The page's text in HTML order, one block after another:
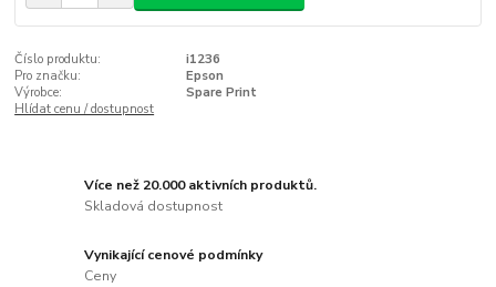
Číslo produktu:
i1236
Pro značku:
Epson
Výrobce:
Spare Print
Hlídat cenu / dostupnost
Více než 20.000 aktivních produktů.
Skladová dostupnost
Vynikající cenové podmínky
Ceny